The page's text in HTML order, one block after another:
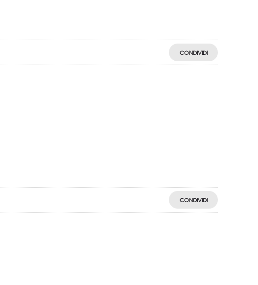
CONDIVIDI
CONDIVIDI